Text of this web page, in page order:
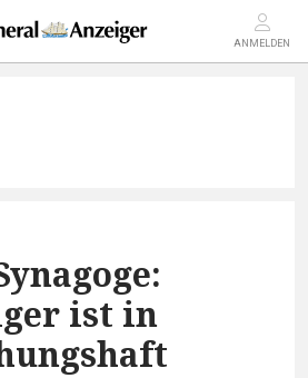
ANMELDEN
ist in